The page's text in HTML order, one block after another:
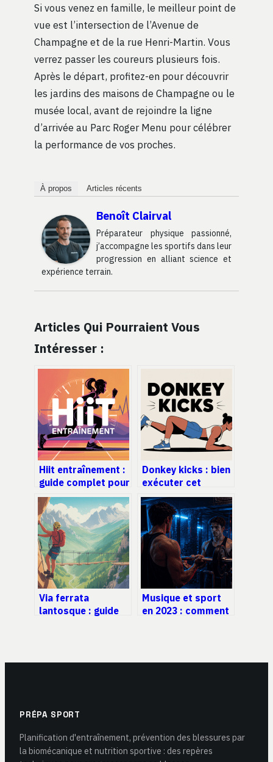
Si vous venez en famille, le meilleur point de
vue est l’intersection de l’Avenue de
Champagne et de la rue Henri-Martin. Vous
verrez passer les coureurs plusieurs fois.
Après le départ, profitez-en pour découvrir
les jardins des maisons de Champagne ou le
musée local, avant de rejoindre la ligne
d’arrivée au Parc Roger Menu pour célébrer
la performance de vos proches.
À propos Articles récents
Benoît Clairval
Préparateur physique passionné,
j’accompagne les sportifs dans leur
progression en alliant science et
expérience terrain.
Articles Qui Pourraient Vous
Intéresser :
Hiit entraînement :
guide complet pour
progresser vite et
sans vous blesser
Donkey kicks : bien
exécuter cet
exercice pour des
fessiers efficaces
Via ferrata
lantosque : guide
Musique et sport
en 2023 : comment
PRÉPA SPORT
Planification d'entraînement, prévention des blessures par
la biomécanique et nutrition sportive : des repères